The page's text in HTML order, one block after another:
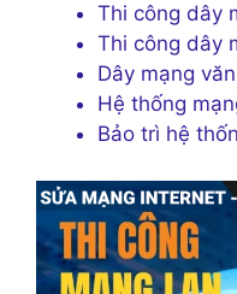
Thi công dây
Thi công dây
Dây mạng
Hệ thống
Bảo trì hệ